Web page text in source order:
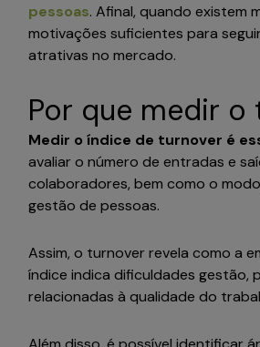
pessoas. Afinal, quando existem
motivações suficientes para
atrativas no mercado.
Por que medir o
Medir o índice de turnover é
avaliar o número de entradas e
colaboradores, bem como o
gestão de pessoas.
Assim, o turnover revela como a
índice indica dificuldades gestão,
relacionadas à qualidade do